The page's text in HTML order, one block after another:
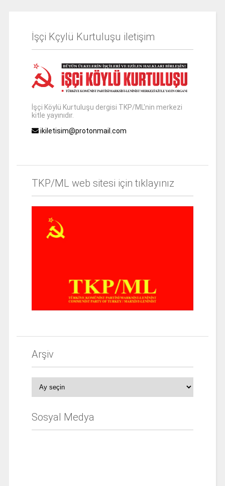
İşçi Kçylü Kurtuluşu iletişim
İşçi Köylü Kurtuluşu dergisi TKP/ML'nin merkezi
kitle yayınıdır.
ikiletisim@protonmail.com
TKP/ML web sitesi için tıklayınız
Arşiv
Sosyal Medya